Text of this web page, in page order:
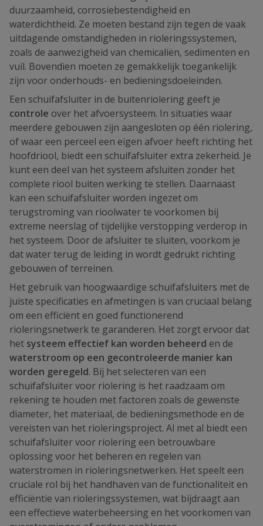
duurzaamheid, corrosiebestendigheid en
waterdichtheid. Ze moeten bestand zijn tegen de vaak
uitdagende omstandigheden in rioleringssystemen,
zoals de aanwezigheid van chemicaliën, sedimenten en
vuil. Bovendien moeten ze gemakkelijk toegankelijk
zijn voor onderhouds- en bedieningsdoeleinden.
Een schuifafsluiter in de buitenriolering geeft je
controle over het afvoersysteem. In situaties waar
meerdere gebouwen zijn aangesloten op één riolering,
of waar een perceel een eigen afvoer heeft richting het
hoofdriool, biedt een schuifafsluiter extra zekerheid. Je
kunt een deel van het systeem afsluiten zonder het
complete riool buiten werking te stellen. Daarnaast
kan een schuifafsluiter worden ingezet om
terugstroming van rioolwater te voorkomen bij
extreme neerslag of tijdelijke verstopping verderop in
het systeem. Door de afsluiter te sluiten, voorkom je
dat water terug de leiding in wordt gedrukt richting
gebouwen of terreinen.
Het gebruik van hoogwaardige schuifafsluiters met de
juiste specificaties en afmetingen is van cruciaal belang
om een efficiënt en goed functionerend
rioleringsnetwerk te garanderen. Het zorgt ervoor dat
het systeem effectief kan worden beheerd en de
waterstroom op een gecontroleerde manier kan
worden geregeld. Bij het selecteren van een
schuifafsluiter voor riolering is het raadzaam om
rekening te houden met factoren zoals de gewenste
diameter, het materiaal, de bedieningsmethode en de
vereisten van het rioleringsproject. Al met al biedt een
schuifafsluiter voor riolering een betrouwbare
oplossing voor het beheren en regelen van
waterstromen in rioleringsnetwerken. Het speelt een
cruciale rol bij het handhaven van de functionaliteit en
efficiëntie van rioleringssystemen, wat bijdraagt aan
een effectieve waterbeheersing en het voorkomen van